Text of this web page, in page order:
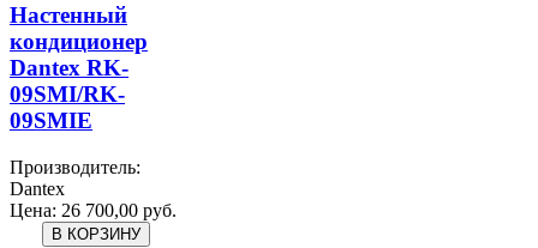
Настенный
кондиционер
Dantex RK-
09SMI/RK-
09SMIЕ
Производитель:
Dantex
Цена: 26 700,00 руб.